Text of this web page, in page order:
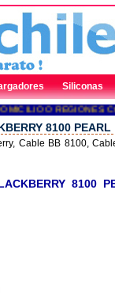
Siliconas
O REGIONES
8100 PEARL
Cable BB 8100,
8100